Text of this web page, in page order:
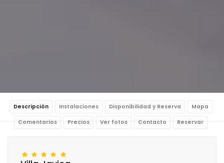
Descripción Instalaciones Disponibilidad y Reserva Mapa
Comentarios Precios Ver fotos Contacto Reservar